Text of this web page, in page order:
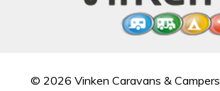
© 2026 Vinken Caravans & Campers